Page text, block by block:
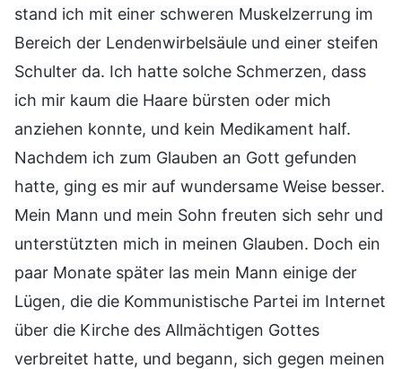
stand ich mit einer schweren Muskelzerrung im
Bereich der Lendenwirbelsäule und einer steifen
Schulter da. Ich hatte solche Schmerzen, dass
ich mir kaum die Haare bürsten oder mich
anziehen konnte, und kein Medikament half.
Nachdem ich zum Glauben an Gott gefunden
hatte, ging es mir auf wundersame Weise besser.
Mein Mann und mein Sohn freuten sich sehr und
unterstützten mich in meinen Glauben. Doch ein
paar Monate später las mein Mann einige der
Lügen, die die Kommunistische Partei im Internet
über die Kirche des Allmächtigen Gottes
verbreitet hatte, und begann, sich gegen meinen